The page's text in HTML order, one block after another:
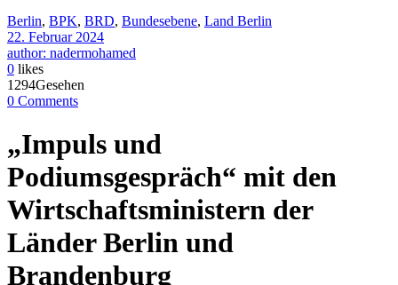
Berlin, BPK, BRD, Bundesebene, Land Berlin
22. Februar 2024
author: nadermohamed
0 likes
1294Gesehen
0 Comments
„Impuls und
Podiumsgespräch“ mit den
Wirtschaftsministern der
Länder Berlin und
Brandenburg